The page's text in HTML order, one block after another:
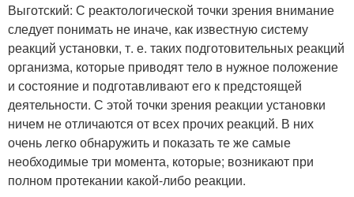
Выготский: С реактологической точки зрения внимание
следует понимать не иначе, как известную систему
реакций установки, т. е. таких подготовительных реакций
организма, которые приводят тело в нужное положение
и состояние и подготавливают его к предстоящей
деятельности. С этой точки зрения реакции установки
ничем не отличаются от всех прочих реакций. В них
очень легко обнаружить и показать те же самые
необходимые три момента, которые; возникают при
полном протекании какой-либо реакции.